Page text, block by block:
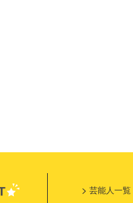
芸能人一覧